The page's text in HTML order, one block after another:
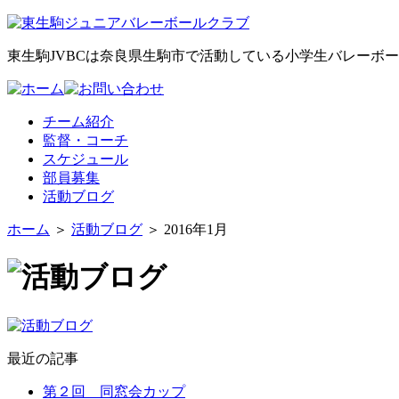
東生駒JVBCは奈良県生駒市で活動している小学生バレーボー
チーム紹介
監督・コーチ
スケジュール
部員募集
活動ブログ
ホーム ＞ 活動ブログ ＞ 2016年1月
最近の記事
第２回 同窓会カップ